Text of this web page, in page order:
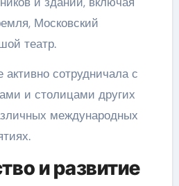
Московский
театр.
сотрудничала с
и столицами других
международных
и развитие